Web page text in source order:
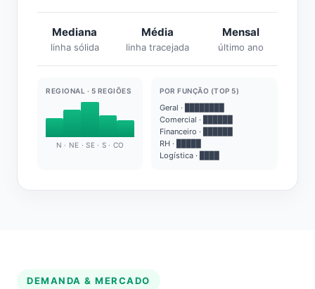
Mediana
linha sólida
Média
linha tracejada
Mensal
último ano
REGIONAL · 5 REGIÕES
N · NE · SE · S · CO
POR FUNÇÃO (TOP 5)
Geral · ████████
Comercial · ██████
Financeiro · ██████
RH · █████
Logística · ████
DEMANDA & MERCADO